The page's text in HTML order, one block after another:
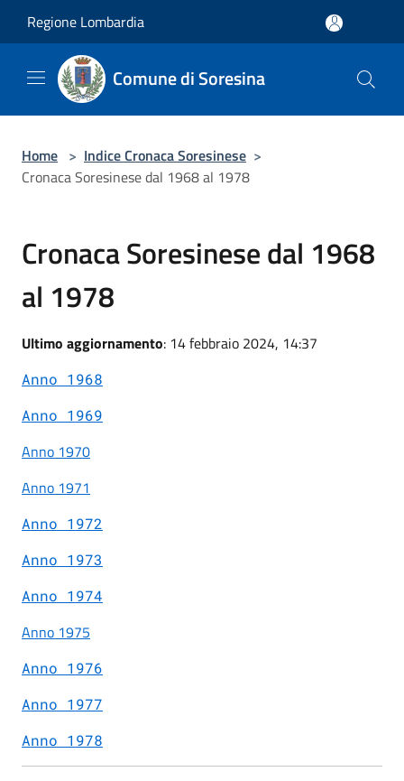
Regione Lombardia
Comune di Soresina
Home > Indice Cronaca Soresinese >
Cronaca Soresinese dal 1968 al 1978
Cronaca Soresinese dal 1968
al 1978
Ultimo aggiornamento: 14 febbraio 2024, 14:37
Anno 1968
Anno 1969
Anno 1970
Anno 1971
Anno 1972
Anno 1973
Anno 1974
Anno 1975
Anno 1976
Anno 1977
Anno 1978